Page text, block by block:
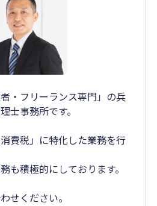
・フリーランス専門」の兵
士事務所です。
費税」に特化した業務を行
も積極的にしております。
せください。